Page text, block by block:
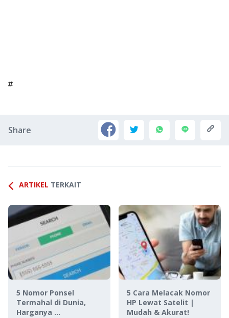
#
Share
ARTIKEL TERKAIT
5 Nomor Ponsel
Termahal di Dunia,
Harganya ...
5 Cara Melacak Nomor
HP Lewat Satelit |
Mudah & Akurat!